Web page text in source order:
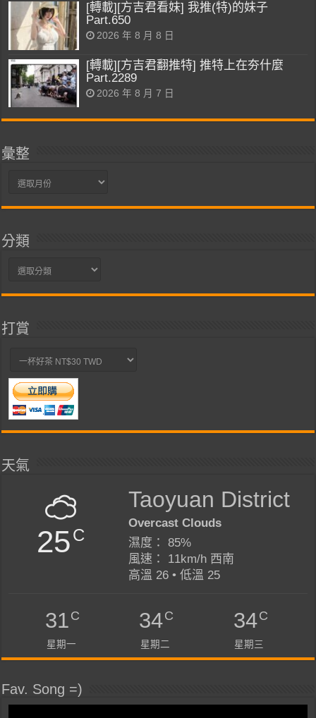
[轉載][方吉君看妹] 我推(特)的妹子
Part.650
2026 年 8 月 8 日
[轉載][方吉君翻推特] 推特上在夯什麼
Part.2289
2026 年 8 月 7 日
彙整
彙
分類
分
打賞
天氣
25C
Taoyuan District
Overcast Clouds
濕度： 85%
風速： 11km/h 西南
高溫 26 • 低溫 25
31C
星期一
34C
星期二
34C
星期三
Fav. Song =)